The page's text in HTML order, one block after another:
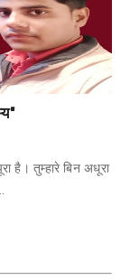
है। तुम्हारे बिन अधूरा